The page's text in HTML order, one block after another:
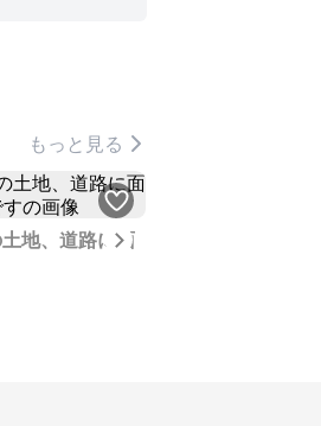
もっと見る
地、道路に面Next